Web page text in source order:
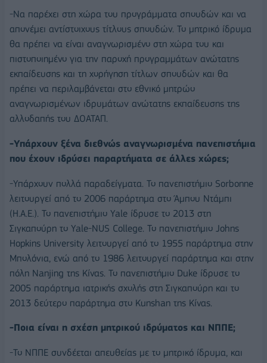
-Να παρέχει στη χώρα του προγράμματα σπουδών και να
απονέμει αντίστοιχους τίτλους σπουδών. Το μητρικό ίδρυμα
θα πρέπει να είναι αναγνωρισμένο στη χώρα του και
πιστοποιημένο για την παροχή προγραμμάτων ανώτατης
εκπαίδευσης και τη χορήγηση τίτλων σπουδών και θα
πρέπει να περιλαμβάνεται στο εθνικό μητρώο
αναγνωρισμένων ιδρυμάτων ανώτατης εκπαίδευσης της
αλλοδαπής του ΔΟΑΤΑΠ.
-Υπάρχουν ξένα διεθνώς αναγνωρισμένα πανεπιστήμια
που έχουν ιδρύσει παραρτήματα σε άλλες χώρες;
-Υπάρχουν πολλά παραδείγματα. Το πανεπιστήμιο Sorbonne
λειτουργεί από το 2006 παράρτημα στο Άμπου Ντάμπι
(Η.Α.Ε.). Το πανεπιστήμιο Yale ίδρυσε το 2013 στη
Σιγκαπούρη το Yale-NUS College. Το πανεπιστήμιο Johns
Hopkins University λειτουργεί από το 1955 παράρτημα στην
Μπολόνια, ενώ από το 1986 λειτουργεί παράρτημα και στην
πόλη Nanjing της Κίνας. Το πανεπιστήμιο Duke ίδρυσε το
2005 παράρτημα ιατρικής σχολής στη Σιγκαπούρη και το
2013 δεύτερο παράρτημα στο Kunshan της Κίνας.
-Ποια είναι η σχέση μητρικού ιδρύματος και ΝΠΠΕ;
-Το ΝΠΠΕ συνδέεται απευθείας με το μητρικό ίδρυμα, και